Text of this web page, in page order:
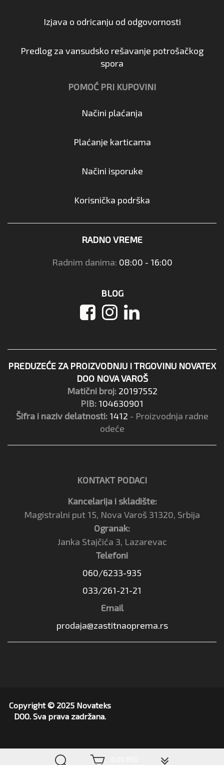
Izjava o odricanju od odgovornosti
Predlog za vansudsko rešavanje potrošačkog
spora
POMOĆ PRI KUPOVINI
Načini plaćanja
Plaćanje karticama
Načini isporuke
Korisnička podrška
RADNO VREME
Radnim danima: 08:00 - 16:00
BLOG
PREDUZEĆE ZA PROIZVODNJU I TRGOVINU NOVATEX
DOO NOVA VAROŠ
Matični broj: 20197552
PIB: 104630901
Šifra i naziv delatnosti: 1412 - Proizvodnja radne
odeće
KONTAKT PODACI
Kancelarija i skladište:
Magistralni put 15, Nova Varoš 31320, Srbija
Ogranak:
Janka Stajčića 3, Lazarevac
Telefoni
060/6233-935
033/261-21-21
Email
prodaja@zastitnaoprema.rs
Copyright © 2025 Novateks
DOO. Sva prava zadržana.
▼